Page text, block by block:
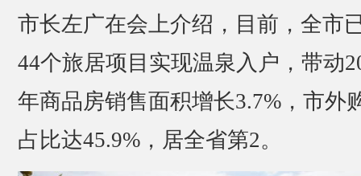
市长左广在会上介绍，目前，全市
44个旅居项目实现温泉入户，带动
年商品房销售面积增长3.7%，市外
占比达45.9%，居全省第2。